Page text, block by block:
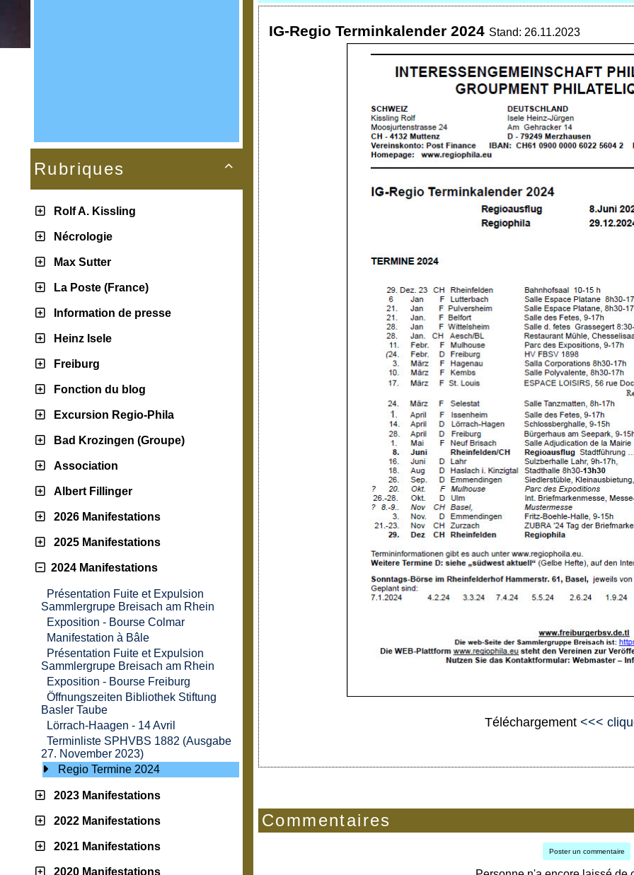

Rubriques
Rolf A. Kissling
Nécrologie
Max Sutter
La Poste (France)
Information de presse
Heinz Isele
Freiburg
Fonction du blog
Excursion Regio-Phila
Bad Krozingen (Groupe)
Association
Albert Fillinger
2026 Manifestations
2025 Manifestations
2024 Manifestations
Présentation Fuite et Expulsion
Sammlergrupe Breisach am Rhein
Exposition - Bourse Colmar
Manifestation à Bâle
Présentation Fuite et Expulsion
Sammlergrupe Breisach am Rhein
Exposition - Bourse Freiburg
Öffnungszeiten Bibliothek Stiftung
Basler Taube
Lörrach-Haagen - 14 Avril
Terminliste SPHVBS 1882 (Ausgabe
27. November 2023)
Regio Termine 2024
2023 Manifestations
2022 Manifestations
2021 Manifestations
2020 Manifestations
IG-Regio Terminkalender 2024 Stand: 26.11.2023
Téléchargement <<<
Commentaires
Poster un commentaire